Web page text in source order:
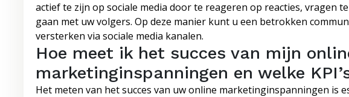
actief te zijn op sociale media door te reageren op reacties, vragen
gaan met uw volgers. Op deze manier kunt u een betrokken
versterken via sociale media kanalen.
Hoe meet ik het succes van mijn
marketinginspanningen en welke
Het meten van het succes van uw online marketinginspanningen is